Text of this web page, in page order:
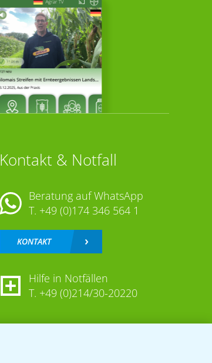
Kontakt & Notfall
Beratung auf WhatsApp
T. +49 (0)174 346 564 1
KONTAKT
Hilfe in Notfällen
T. +49 (0)214/30-20220